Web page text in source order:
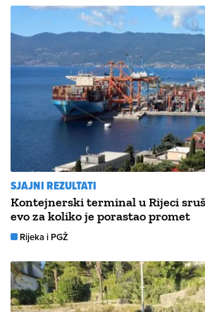
SJAJNI REZULTATI
Kontejnerski terminal u Rijeci
evo za koliko je porastao promet
Rijeka i PGŽ